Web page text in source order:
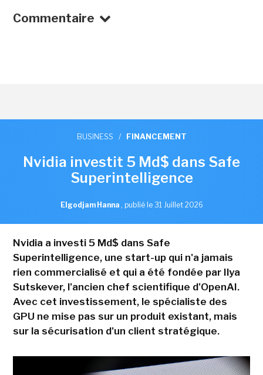
Commentaire
BUSINESS / FINANCEMENT
Nvidia investit 5 Md$ dans Safe
Superintelligence
Elgodjam Hanna , publié le 31 Juillet 2026
Nvidia a investi 5 Md$ dans Safe
Superintelligence, une start-up qui n'a jamais
rien commercialisé et qui a été fondée par Ilya
Sutskever, l'ancien chef scientifique d'OpenAI.
Avec cet investissement, le spécialiste des
GPU ne mise pas sur un produit existant, mais
sur la sécurisation d'un client stratégique.